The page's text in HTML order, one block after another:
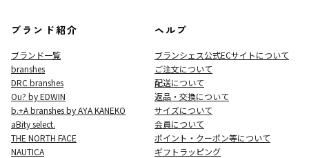
ブランド紹介
ブランド一覧
branshes
DRC branshes
Ou? by EDWIN
b.+A branshes by AYA KANEKO
aBity select.
THE NORTH FACE
NAUTICA
ヘルプ
ブランシェス公式ECサイトについて
ご注文について
配送について
返品・交換について
サイズについて
会員について
ポイント・クーポン等について
ギフトラッピング